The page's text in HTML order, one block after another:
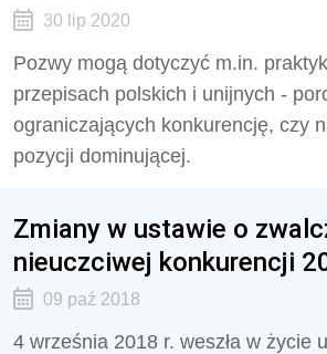
30 lip 2020
Pozwy mogą dotyczyć m.in.
przepisach polskich i unijnych -
ograniczających konkurencję, czy
pozycji dominującej.
Zmiany w ustawie o
nieuczciwej konkurencji
09 paź 2018
4 września 2018 r. weszła w życie